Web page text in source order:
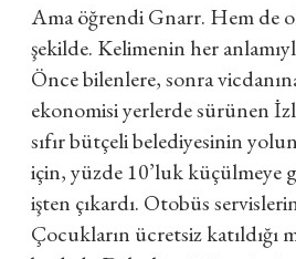
Ama öğrendi Gnarr. Hem de
şekilde. Kelimenin her
Önce bilenlere, sonra
ekonomisi yerlerde sürünen
sıfır bütçeli belediyesinin
için, yüzde 10’luk küçülmeye
işten çıkardı. Otobüs
Çocukların ücretsiz katıldığı